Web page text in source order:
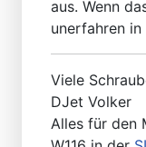
aus. Wenn
unerfahren in
Viele
DJet Volker
Alles für den